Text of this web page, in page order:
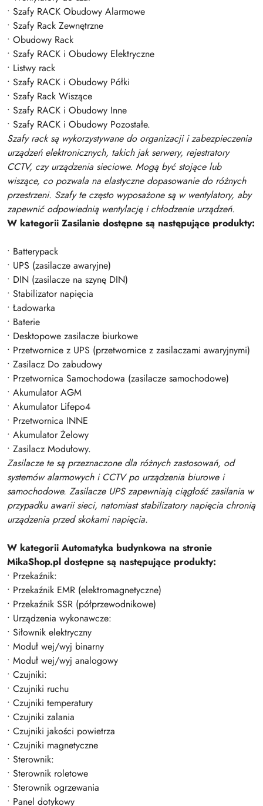
• Szafy RACK Obudowy Alarmowe
• Szafy Rack Zewnętrzne
• Obudowy Rack
• Szafy RACK i Obudowy Elektryczne
• Listwy rack
• Szafy RACK i Obudowy Półki
• Szafy Rack Wiszące
• Szafy RACK i Obudowy Inne
• Szafy RACK i Obudowy Pozostałe.
Szafy rack są wykorzystywane do organizacji i zabezpieczenia
urządzeń elektronicznych, takich jak serwery, rejestratory
CCTV, czy urządzenia sieciowe. Mogą być stojące lub
wiszące, co pozwala na elastyczne dopasowanie do różnych
przestrzeni. Szafy te często wyposażone są w wentylatory, aby
zapewnić odpowiednią wentylację i chłodzenie urządzeń.
W kategorii Zasilanie dostępne są następujące produkty:
• Batterypack
• UPS (zasilacze awaryjne)
• DIN (zasilacze na szynę DIN)
• Stabilizator napięcia
• Ładowarka
• Baterie
• Desktopowe zasilacze biurkowe
• Przetwornice z UPS (przetwornice z zasilaczami awaryjnymi)
• Zasilacz Do zabudowy
• Przetwornica Samochodowa (zasilacze samochodowe)
• Akumulator AGM
• Akumulator Lifepo4
• Przetwornica INNE
• Akumulator Żelowy
• Zasilacz Modułowy.
Zasilacze te są przeznaczone dla różnych zastosowań, od
systemów alarmowych i CCTV po urządzenia biurowe i
samochodowe. Zasilacze UPS zapewniają ciągłość zasilania w
przypadku awarii sieci, natomiast stabilizatory napięcia chronią
urządzenia przed skokami napięcia.
W kategorii Automatyka budynkowa na stronie
MikaShop.pl dostępne są następujące produkty:
• Przekaźnik:
• Przekaźnik EMR (elektromagnetyczne)
• Przekaźnik SSR (półprzewodnikowe)
• Urządzenia wykonawcze:
• Siłownik elektryczny
• Moduł wej/wyj binarny
• Moduł wej/wyj analogowy
• Czujniki:
• Czujniki ruchu
• Czujniki temperatury
• Czujniki zalania
• Czujniki jakości powietrza
• Czujniki magnetyczne
• Sterownik:
• Sterownik roletowe
• Sterownik ogrzewania
• Panel dotykowy